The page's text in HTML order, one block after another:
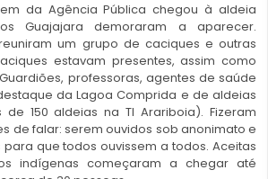
da Agência Pública chegou à aldeia
Guajajara demoraram a aparecer.
um grupo de caciques e outras
estavam presentes, assim como
professoras, agentes de saúde
da Lagoa Comprida e de aldeias
150 aldeias na TI Arariboia). Fizeram
de falar: serem ouvidos sob anonimato e
que todos ouvissem a todos. Aceitas
indígenas começaram a chegar até